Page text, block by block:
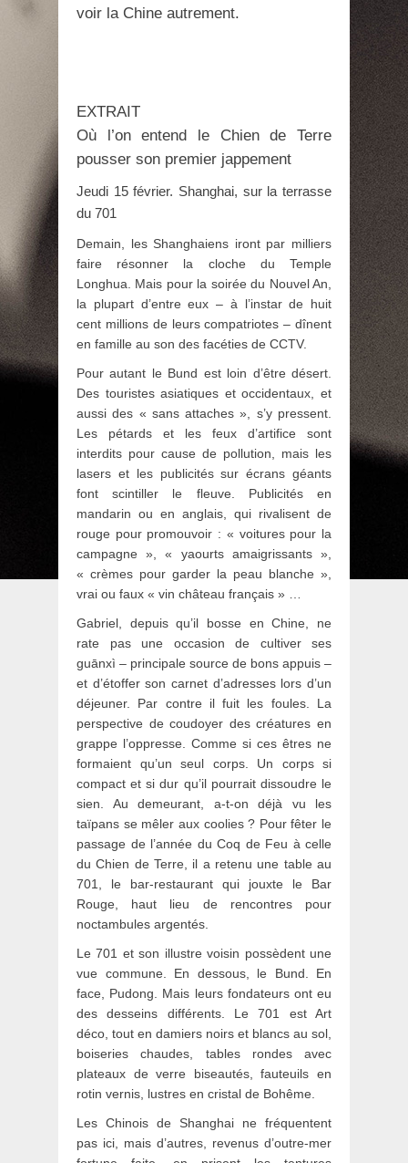
voir la Chine autrement.
EXTRAIT
Où l’on entend le Chien de Terre
pousser son premier jappement
Jeudi 15 février. Shanghai, sur la terrasse
du 701
Demain, les Shanghaiens iront par milliers
faire résonner la cloche du Temple
Longhua. Mais pour la soirée du Nouvel An,
la plupart d’entre eux – à l’instar de huit
cent millions de leurs compatriotes – dînent
en famille au son des facéties de CCTV.
Pour autant le Bund est loin d’être désert.
Des touristes asiatiques et occidentaux, et
aussi des « sans attaches », s’y pressent.
Les pétards et les feux d’artifice sont
interdits pour cause de pollution, mais les
lasers et les publicités sur écrans géants
font scintiller le fleuve. Publicités en
mandarin ou en anglais, qui rivalisent de
rouge pour promouvoir : « voitures pour la
campagne », « yaourts amaigrissants »,
« crèmes pour garder la peau blanche »,
vrai ou faux « vin château français » …
Gabriel, depuis qu’il bosse en Chine, ne
rate pas une occasion de cultiver ses
guānxì – principale source de bons appuis –
et d’étoffer son carnet d’adresses lors d’un
déjeuner. Par contre il fuit les foules. La
perspective de coudoyer des créatures en
grappe l’oppresse. Comme si ces êtres ne
formaient qu’un seul corps. Un corps si
compact et si dur qu’il pourrait dissoudre le
sien. Au demeurant, a-t-on déjà vu les
taïpans se mêler aux coolies ? Pour fêter le
passage de l’année du Coq de Feu à celle
du Chien de Terre, il a retenu une table au
701, le bar-restaurant qui jouxte le Bar
Rouge, haut lieu de rencontres pour
noctambules argentés.
Le 701 et son illustre voisin possèdent une
vue commune. En dessous, le Bund. En
face, Pudong. Mais leurs fondateurs ont eu
des desseins différents. Le 701 est Art
déco, tout en damiers noirs et blancs au sol,
boiseries chaudes, tables rondes avec
plateaux de verre biseautés, fauteuils en
rotin vernis, lustres en cristal de Bohême.
Les Chinois de Shanghai ne fréquentent
pas ici, mais d’autres, revenus d’outre-mer